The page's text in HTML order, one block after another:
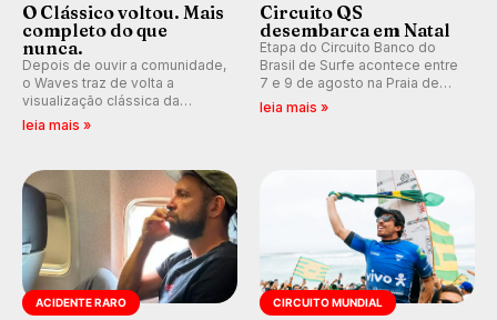
O Clássico voltou. Mais
completo do que
nunca.
Depois de ouvir a comunidade,
o Waves traz de volta a
visualização clássica da
previsão de águas rasas,
ondas para até 16 dias.
leia mais »
Circuito QS
desembarca em Natal
Etapa do Circuito Banco do
Brasil de Surfe acontece entre
7 e 9 de agosto na Praia de
Miami (RN), em disputas
leia mais »
ACIDENTE RARO CIRCUITO MUNDIAL